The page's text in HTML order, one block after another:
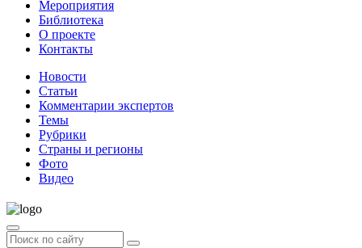
Мероприятия
Библиотека
О проекте
Контакты
Новости
Статьи
Комментарии экспертов
Темы
Рубрики
Страны и регионы
Фото
Видео